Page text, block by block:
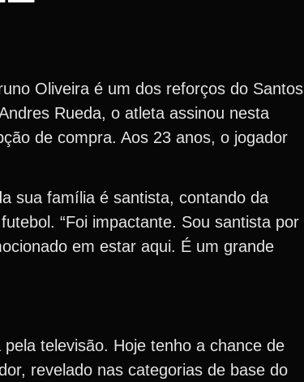
Oliveira é um dos reforços do Santos
Rueda, o atleta assinou nesta
de compra. Aos 23 anos, o jogador
sua família é santista, contando da
“Foi impactante. Sou santista por
em estar aqui. É um grande
televisão. Hoje tenho a chance de
revelado nas categorias de base do